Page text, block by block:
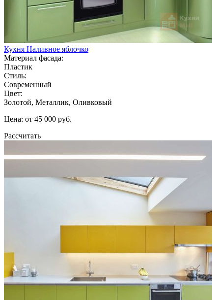
Кухня Наливное яблочко
Материал фасада:
Пластик
Стиль:
Современный
Цвет:
Золотой, Металлик, Оливковый
Цена: от 45 000 руб.
Рассчитать